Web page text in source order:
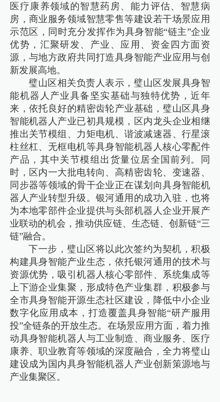
医疗康养领域的智慧药房、能力评估、智慧病
房，商业服务领域智慧零售等建设若干场景应用
示范区，同时充分发挥作为具身智能“链主”企业
优势，汇聚研发、产业、应用、资金四方面资
源，与地方政府共同打造具身智能产业应用与创
新发展高地。
璧山区相关负责人表示，璧山区发展具身智
能机器人产业具备坚实基础与独特优势，近年
来，依托良好的精密齿轮产业基础，璧山区具身
智能机器人产业已初具规模，区内龙头企业相继
推出关节模组、力矩电机、谐波减速器、行星滚
柱丝杠、无框电机等具身智能机器人核心零配件
产品，其中关节模组出货量位居全国前列。同
时，区内一大批电转向、高精密齿轮、变速器、
同步器等领域的骨干企业正在谋划向具身智能机
器人产业转型升级。银河通用的成功入驻，也将
为本地零部件企业提供与头部机器人企业开展产
业联动的机会，推动供应链、生态链、创新链“三
链”融合。
下一步，璧山区将以此次签约为契机，积极
构建具身智能产业生态，依托银河通用的技术与
资源优势，吸引机器人核心零部件、系统集成等
上下游企业集聚，形成特色产业集群，积极参与
全市具身智能开源生态社区建设，降低中小企业
数字化应用成本，打造覆盖具身智能“研产服用
投”全链条的开放生态。在场景应用方面，着力推
动具身智能机器人与工业制造、商业服务、医疗
康养、职业教育等领域的深度融合，全力将璧山
建设成为国内具身智能机器人产业创新策源地与
产业集聚区。